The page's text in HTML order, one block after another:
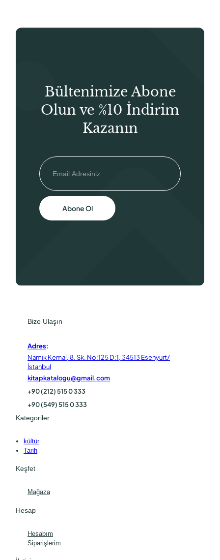
Bültenimize Abone
Olun ve %10 İndirim
Kazanın
Abone Ol
Bize Ulaşın
Adres:
Namık Kemal, 8. Sk. No:125 D:1, 34513 Esenyurt/
İstanbul
kitapkatalogu@gmail.com
+90 (212) 515 0 333
+90 (549) 515 0 333
Kategoriler
kültür
Tarih
Keşfet
Mağaza
Hesap
Hesabım
Siparişlerim